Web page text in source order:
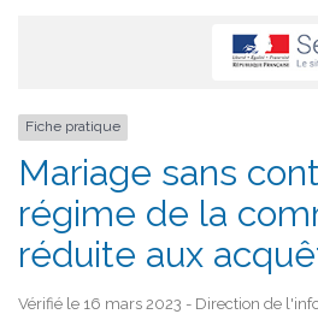
Fiche pratique
Mariage sans
régime de la
réduite aux
Vérifié le 16 mars 2023 - Direction de